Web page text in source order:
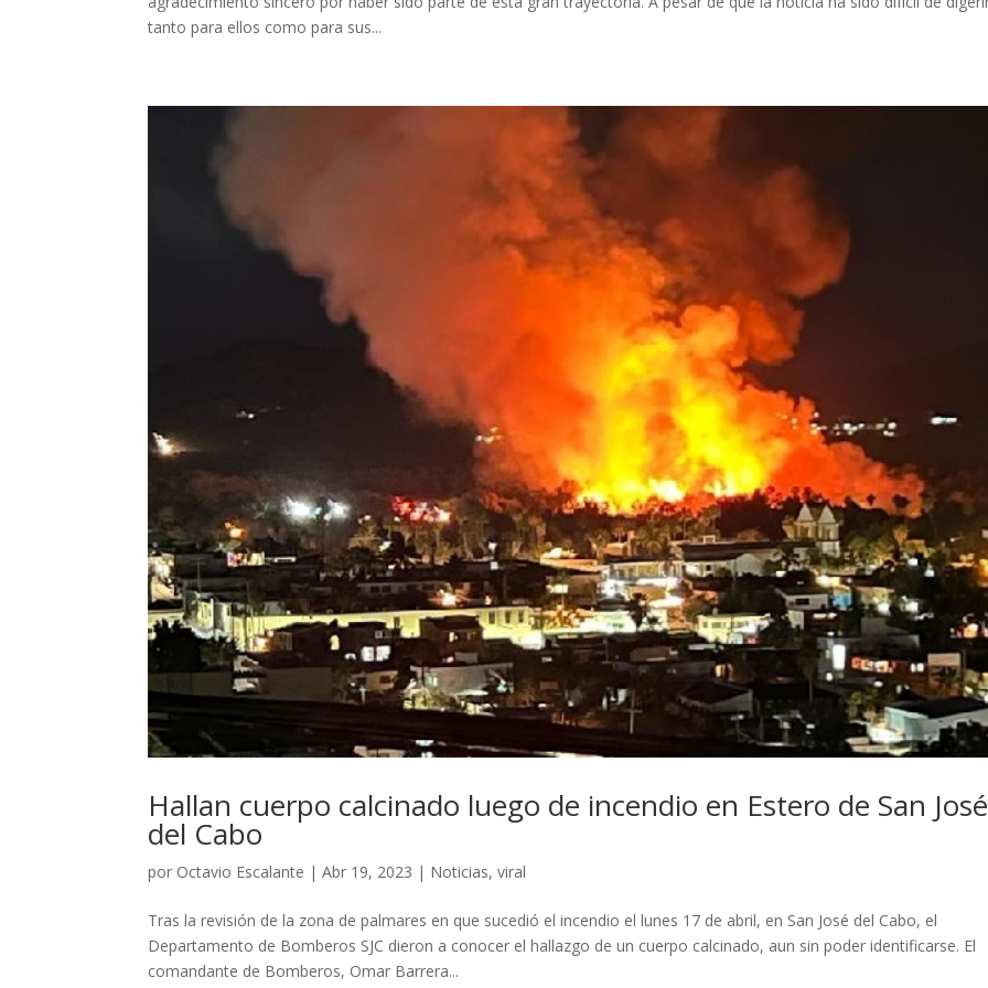
tanto para ellos como para sus...
Hallan cuerpo calcinado luego de incendio en Estero de San José
del Cabo
por Octavio Escalante |Abr 19, 2023 | Noticias,viral
Tras la revisión de la zona de palmares en que sucedió el incendio el lunes 17 de abril, en San José del Cabo, el
Departamento de Bomberos SJC dieron a conocer el hallazgo de un cuerpo calcinado, aun sin poder identificarse. El
comandante de Bomberos, Omar Barrera...